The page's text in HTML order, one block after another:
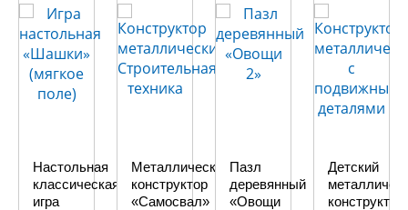
Настольная
классическая
игра
Металлический
конструктор
«Самосвал»
Пазл
деревянный
«Овощи
Детский
конструктор